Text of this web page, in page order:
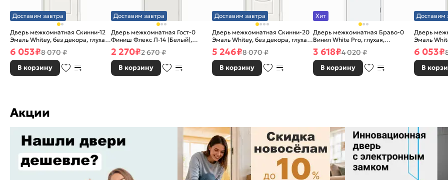
Доставим завтра
Дверь межкомнатная Скинни-12
Эмаль Whitey, без декора, глухая,
без стекла, без кромки, скиновая
6 053₽8 070 ₽
В корзину
Доставим завтра
Дверь межкомнатная Гост-0
Финиш Флекс Л-14 (Белый),
глухая, каркасно-щитовая
2 270₽2 670 ₽
В корзину
Доставим завтра
Дверь межкомнатная Скинни-20
Эмаль Whitey, без декора, глухая,
без стекла, без кромки, скиновая
5 246₽8 070 ₽
В корзину
Хит
Дверь межкомнатная Браво-0
Винил White Pro, глухая,
каркасно-щитовая
3 618₽4 020 ₽
В корзину
Доставим
Дверь
Эмаль
без
6 053₽
В
Акции